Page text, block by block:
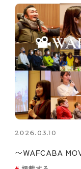
2026.03.10
〜WAFCABA